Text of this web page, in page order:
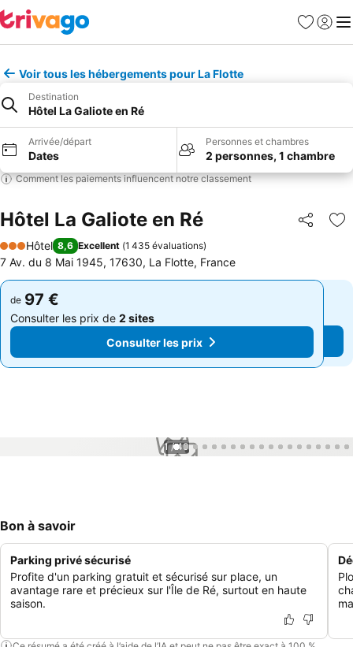
Favoris
Se
Voir tous les hébergements pour La Flotte
Destination
Hôtel La Galiote en Ré
Arrivée/départ
Dates
Personnes et chambres
2 personnes, 1 chambre
Comment les paiements influencent notre classement
Hôtel La Galiote en Ré Partager
3 Étoiles
Hôtel 8,6 Excellent (1 435 évaluations)
7 Av. du 8 Mai 1945, 17630, La Flotte, France
de 97 €
Consulter les prix de 2 sites
Consulter les prix
de 97 €
Consulter les prix de 2 sites
Consulter les prix
1 / 40
Bon à savoir
Parking privé sécurisé
Profite d'un parking gratuit et sécurisé sur place, un
avantage rare et précieux sur l'Île de Ré, surtout en haute
saison.